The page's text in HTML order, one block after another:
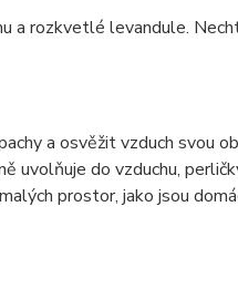
a rozkvetlé levandule.
a osvěžit vzduch svou
uvolňuje do vzduchu,
prostor, jako jsou